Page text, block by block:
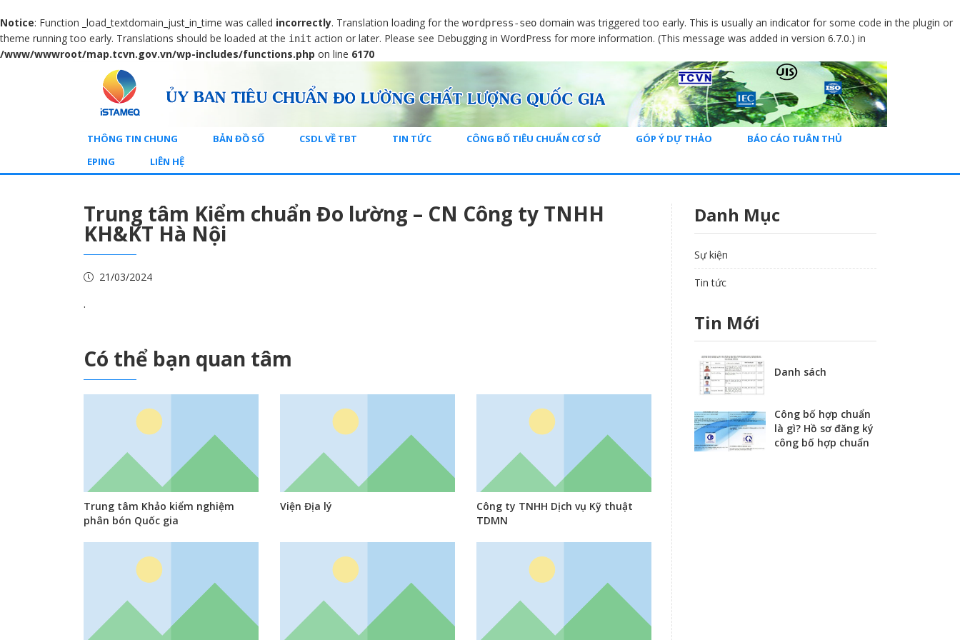
Notice: Function _load_textdomain_just_in_time was called incorrectly. Translation loading for the wordpress-seo domain was triggered too early. This is usually an indicator for some code in the plugin or
theme running too early. Translations should be loaded at the init action or later. Please see Debugging in WordPress for more information. (This message was added in version 6.7.0.) in
/www/wwwroot/map.tcvn.gov.vn/wp-includes/functions.php on line 6170
THÔNG TIN CHUNG BẢN ĐỒ SỐ CSDL VỀ TBT TIN TỨC CÔNG BỐ TIÊU CHUẨN CƠ SỞ GÓP Ý DỰ THẢO
BÁO CÁO TUÂN THỦ
EPING
LIÊN HỆ
Trung tâm Kiểm chuẩn Đo lường – CN Công ty TNHH
KH&KT Hà Nội
21/03/2024
.
Có thể bạn quan tâm
Trung tâm Khảo kiểm nghiệm
phân bón Quốc gia
Viện Địa lý
Công ty TNHH Dịch vụ Kỹ thuật
TDMN
Danh Mục
Sự kiện
Tin tức
Tin Mới
Danh sách
Công bố hợp chuẩn
là gì? Hồ sơ đăng ký
công bố hợp chuẩn